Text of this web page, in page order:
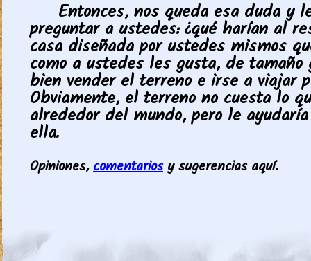
Entonces, nos queda esa duda y
preguntar a ustedes: ¿qué harían al
casa diseñada por ustedes mismos
como a ustedes les gusta, de tamaño
bien vender el terreno e irse a viajar
Obviamente, el terreno no cuesta lo
alrededor del mundo, pero le
ella.
Opiniones,comentariosy sugerencias aquí.